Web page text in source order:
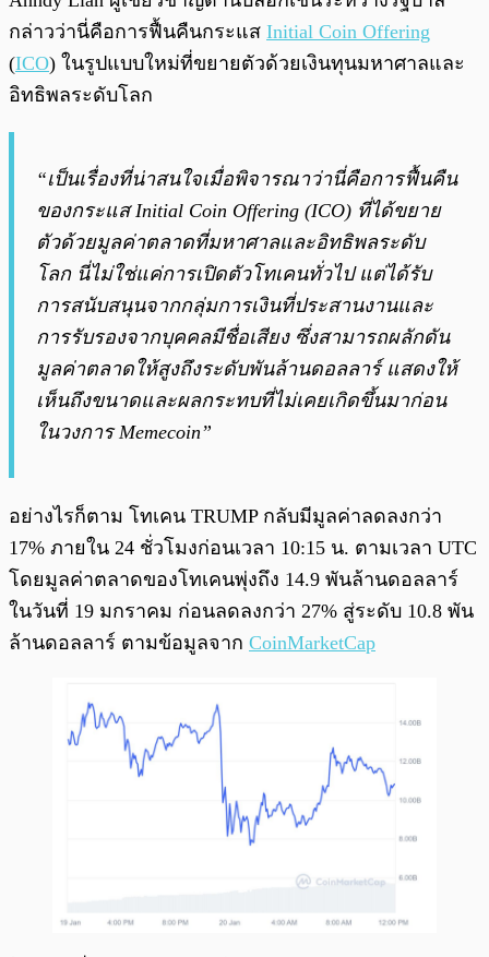
กล่าวว่านี่คือการฟื้นคืนกระแส Initial Coin Offering
(ICO) ในรูปแบบใหม่ที่ขยายตัวด้วยเงินทุนมหาศาลและ
อิทธิพลระดับโลก
“เป็นเรื่องที่น่าสนใจเมื่อพิจารณาว่านี่คือการฟื้นคืน
ของกระแส Initial Coin Offering (ICO) ที่ได้ขยาย
ตัวด้วยมูลค่าตลาดที่มหาศาลและอิทธิพลระดับ
โลก นี่ไม่ใช่แค่การเปิดตัวโทเคนทั่วไป แต่ได้รับ
การสนับสนุนจากกลุ่มการเงินที่ประสานงานและ
การรับรองจากบุคคลมีชื่อเสียง ซึ่งสามารถผลักดัน
มูลค่าตลาดให้สูงถึงระดับพันล้านดอลลาร์ แสดงให้
เห็นถึงขนาดและผลกระทบที่ไม่เคยเกิดขึ้นมาก่อน
ในวงการ Memecoin”
อย่างไรก็ตาม โทเคน TRUMP กลับมีมูลค่าลดลงกว่า
17% ภายใน 24 ชั่วโมงก่อนเวลา 10:15 น. ตามเวลา UTC
โดยมูลค่าตลาดของโทเคนพุ่งถึง 14.9 พันล้านดอลลาร์
ในวันที่ 19 มกราคม ก่อนลดลงกว่า 27% สู่ระดับ 10.8 พัน
ล้านดอลลาร์ ตามข้อมูลจาก CoinMarketCap